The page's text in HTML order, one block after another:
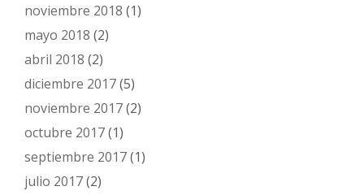
noviembre 2018 (1)
mayo 2018 (2)
abril 2018 (2)
diciembre 2017(5)
noviembre 2017(2)
octubre 2017(1)
septiembre 2017(1)
julio 2017(2)